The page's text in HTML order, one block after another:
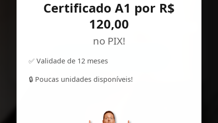
Seu e-CNPJ ou e-CPF em até 10x sem juros!
COMPRAR AGORA
Certificado A1 por R$
120,00
no PIX!
✅ Validade de 12 meses
🔒 Poucas unidades disponíveis!